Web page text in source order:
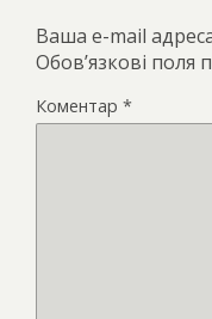
Ваша e-mail
Обов’язкові поля
Коментар *